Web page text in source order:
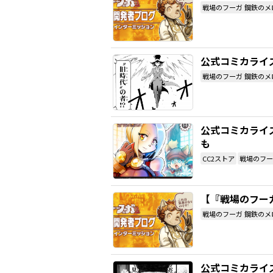
戦場のフーガ 鋼鉄のメ
公式コミカライ
戦場のフーガ 鋼鉄のメ
公式コミカラ
も
CC2ストア 戦場のフ
【『戦場のフ
戦場のフーガ 鋼鉄のメ
公式コミカラ